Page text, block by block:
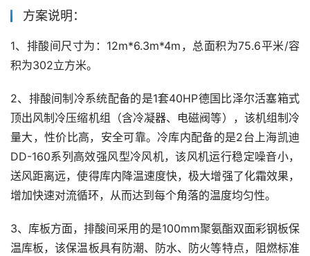
方案说明：
1、排酸间尺寸为：12m*6.3m*4m，总面积为75.6平米/容
积为302立方米。
2、排酸间制冷系统配备的是1套40HP德国比泽尔活塞箱式
顶出风制冷压缩机组（含冷凝器、电磁阀等），该机组制冷
量大，性价比高，安全可靠。冷库内配备的是2台上海凯迪
DD-160系列高效强风型冷风机，该风机运行稳定噪音小，
送风距离远，使得库内降温速度快，极大增强了化霜效果，
增加快速对流循环，从而达到每个角落的温度均匀性。
3、库板方面，排酸间采用的是100mm聚氨酯双面彩钢板保
温库板，该保温板具有防潮、防水、防火等特点，阻燃标准